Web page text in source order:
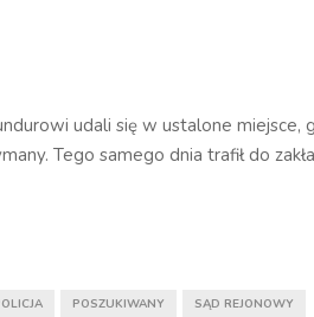
udali się w ustalone miejsce,
Tego samego dnia trafił do
POSZUKIWANY SĄD REJONOWY